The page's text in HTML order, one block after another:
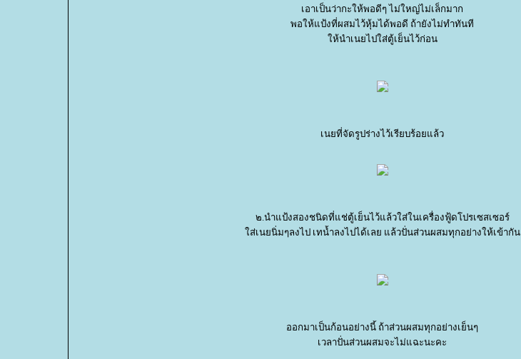
เอาเป็นว่ากะให้พอดีๆ ไม่ใหญ่ไม่เล็กมาก
พอให้แป้งที่ผสมไว้หุ้มได้พอดี ถ้ายังไม่ทำทันที
ห้นำเนยไปใส่ตู้เย็นไว้ก่อน
เนยที่จัดรูปร่างไว้เรียบร้อยแล้ว
๒.นำแป้งสองชนิดที่แช่ตู้เย็นไว้แล้วใส่ในเครื่องฟู้ดโปรเซสเซอร์
ส่เนยนิ่มๆลงไป เทน้ำลงไปได้เลย แล้วปั่นส่วนผสมทุกอย่างให้เข้ากัน
ออกมาเป็นก้อนอย่างนี้ ถ้าส่วนผสมทุกอย่างเย็นๆ
เวลาปั่นส่วนผสมจะไม่แฉะนะคะ